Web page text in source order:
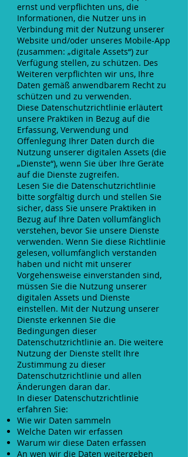
ernst und verpflichten uns, die
Informationen, die Nutzer uns in
Verbindung mit der Nutzung unserer
Website und/oder unseres Mobile-App
(zusammen: „digitale Assets“) zur
Verfügung stellen, zu schützen. Des
Weiteren verpflichten wir uns, Ihre
Daten gemäß anwendbarem Recht zu
schützen und zu verwenden.
Diese Datenschutzrichtlinie erläutert
unsere Praktiken in Bezug auf die
Erfassung, Verwendung und
Offenlegung Ihrer Daten durch die
Nutzung unserer digitalen Assets (die
„Dienste“), wenn Sie über Ihre Geräte
auf die Dienste zugreifen.
Lesen Sie die Datenschutzrichtlinie
bitte sorgfältig durch und stellen Sie
sicher, dass Sie unsere Praktiken in
Bezug auf Ihre Daten vollumfänglich
verstehen, bevor Sie unsere Dienste
verwenden. Wenn Sie diese Richtlinie
gelesen, vollumfänglich verstanden
haben und nicht mit unserer
Vorgehensweise einverstanden sind,
müssen Sie die Nutzung unserer
digitalen Assets und Dienste
einstellen. Mit der Nutzung unserer
Dienste erkennen Sie die
Bedingungen dieser
Datenschutzrichtlinie an. Die weitere
Nutzung der Dienste stellt Ihre
Zustimmung zu dieser
Datenschutzrichtlinie und allen
Änderungen daran dar.
In dieser Datenschutzrichtlinie
erfahren Sie:
Wie wir Daten sammeln
Welche Daten wir erfassen
Warum wir diese Daten erfassen
An wen wir die Daten weitergeben